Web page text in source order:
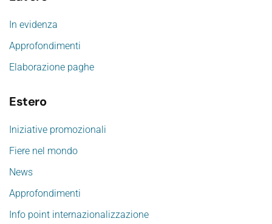
In evidenza
Approfondimenti
Elaborazione paghe
Estero
Iniziative promozionali
Fiere nel mondo
News
Approfondimenti
Info point internazionalizzazione